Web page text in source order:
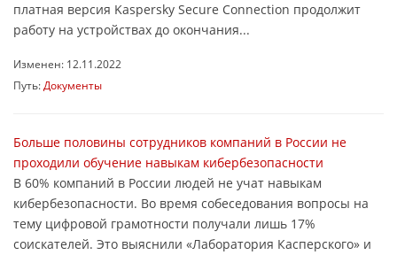
платная версия Kaspersky Secure Connection продолжит
работу на устройствах до окончания...
Изменен: 12.11.2022
Путь: Документы
Больше половины сотрудников компаний в России не
проходили обучение навыкам кибербезопасности
В 60% компаний в России людей не учат навыкам
кибербезопасности. Во время собеседования вопросы на
тему цифровой грамотности получали лишь 17%
соискателей. Это выяснили «Лаборатория Касперского» и